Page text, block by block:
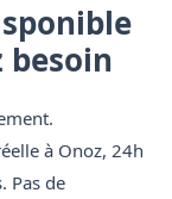
besoin
à Onoz, 24h
Pas de